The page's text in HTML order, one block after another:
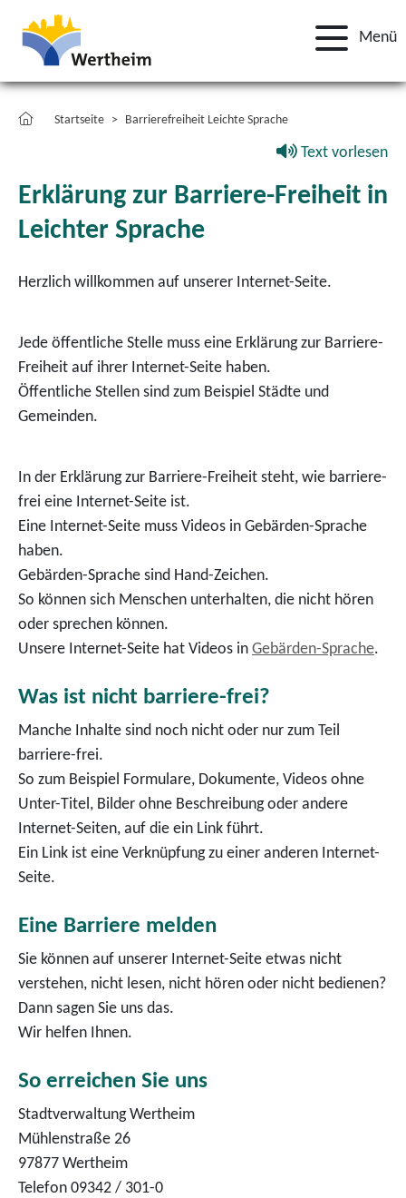
Menü
Startseite Barrierefreiheit Leichte Sprache
Text vorlesen
Erklärung zur Barriere-Freiheit in
Leichter Sprache
Herzlich willkommen auf unserer Internet-Seite.
Jede öffentliche Stelle muss eine Erklärung zur Barriere-
Freiheit auf ihrer Internet-Seite haben.
Öffentliche Stellen sind zum Beispiel Städte und
Gemeinden.
In der Erklärung zur Barriere-Freiheit steht, wie barriere-
frei eine Internet-Seite ist.
Eine Internet-Seite muss Videos in Gebärden-Sprache
haben.
Gebärden-Sprache sind Hand-Zeichen.
So können sich Menschen unterhalten, die nicht hören
oder sprechen können.
Unsere Internet-Seite hat Videos in Gebärden-Sprache.
Was ist nicht barriere-frei?
Manche Inhalte sind noch nicht oder nur zum Teil
barriere-frei.
So zum Beispiel Formulare, Dokumente, Videos ohne
Unter-Titel, Bilder ohne Beschreibung oder andere
Internet-Seiten, auf die ein Link führt.
Ein Link ist eine Verknüpfung zu einer anderen Internet-
Seite.
Eine Barriere melden
Sie können auf unserer Internet-Seite etwas nicht
verstehen, nicht lesen, nicht hören oder nicht bedienen?
Dann sagen Sie uns das.
Wir helfen Ihnen.
So erreichen Sie uns
Stadtverwaltung Wertheim
Mühlenstraße 26
97877 Wertheim
Telefon 09342 / 301-0